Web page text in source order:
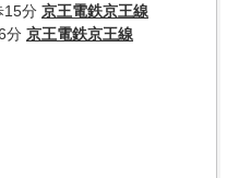
15分 京王電鉄京王線
分 京王電鉄京王線